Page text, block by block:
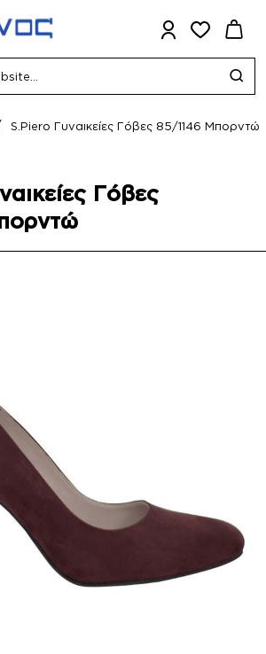
Γόβες
S.Piero Γυναικείες Γόβες 85/1146 Μπορντώ